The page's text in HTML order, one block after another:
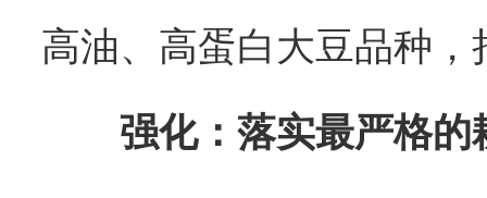
高油、高蛋白大豆品种
强化：落实最严格的